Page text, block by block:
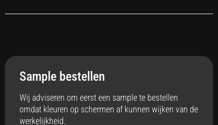
Anti-bacterieel
Badkamer
Sample bestellen
Wij adviseren om eerst een sample te bestellen
omdat kleuren op schermen af kunnen wijken van de
werkelijkheid.